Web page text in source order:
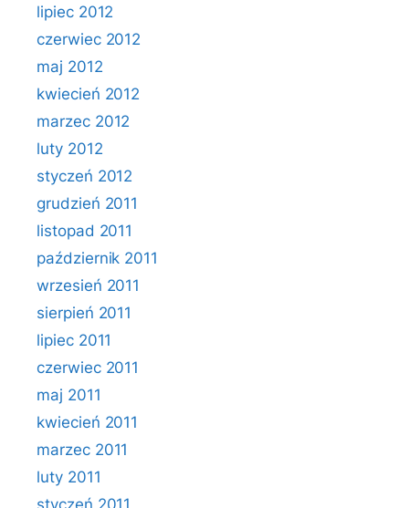
lipiec 2012
czerwiec 2012
maj 2012
kwiecień 2012
marzec 2012
luty 2012
styczeń 2012
grudzień 2011
listopad 2011
październik 2011
wrzesień 2011
sierpień 2011
lipiec 2011
czerwiec 2011
maj 2011
kwiecień 2011
marzec 2011
luty 2011
styczeń 2011